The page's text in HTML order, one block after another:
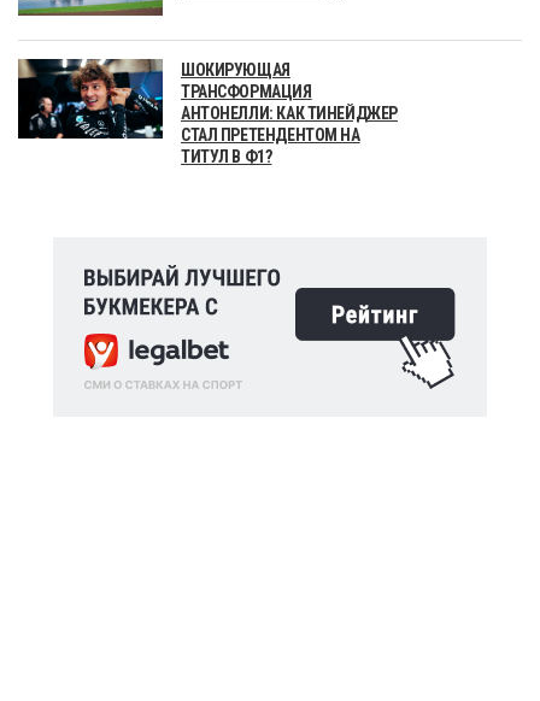
ШОКИРУЮЩАЯ
ТРАНСФОРМАЦИЯ
АНТОНЕЛЛИ: КАК ТИНЕЙДЖЕР
СТАЛ ПРЕТЕНДЕНТОМ НА
ТИТУЛ В Ф1?